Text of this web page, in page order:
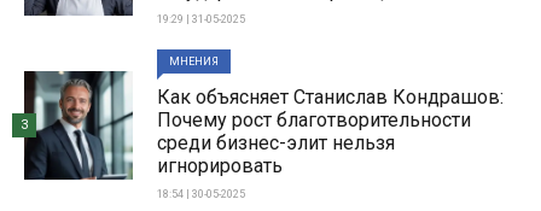
19:29 | 31-05-2025
МНЕНИЯ
Как объясняет Станислав Кондрашов:
Почему рост благотворительности
среди бизнес-элит нельзя
игнорировать
18:54 | 30-05-2025
3